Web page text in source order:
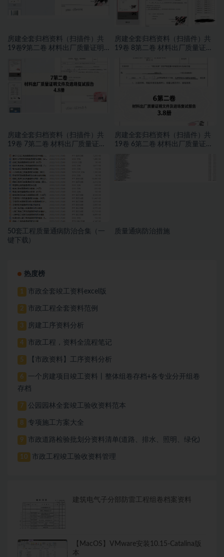
房建全套归档资料（扫描件）共
19卷9第二卷 材料出厂质量证明
文件及进场复试报告 6.8册
房建全套归档资料（扫描件）共
19卷 8第二卷 材料出厂质量证明
文件及进场复试报告 5.8册
房建全套归档资料（扫描件）共
19卷 7第二卷 材料出厂质量证明
文件及进场复试报告 4.8册
房建全套归档资料（扫描件）共
19卷 6第二卷 材料出厂质量证明
50套工程质量通病防治合集（一
键下载）
质量通病防治措施
热度榜
1 市政全套竣工资料excel版
2 市政工程全套资料范例
3 房建工序资料分析
4 市政工程，资料全流程笔记
5 【市政资料】工序资料分析
6
一个房建项目竣工资料丨整体组卷存档+各专业分开组卷
存档
7 公园园林全套竣工验收资料范本
8 专项施工方案大全
9 市政道路检验批划分资料清单(道路、排水、照明、绿化)
10 市政工程竣工验收资料管理
建筑电气子分部防雷工程组卷档案资料
【MacOS】VMware安装10.15-Catalina版
本